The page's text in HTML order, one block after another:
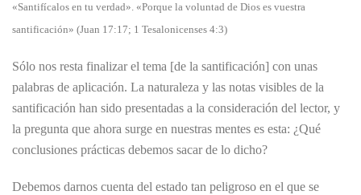
«Santifícalos en tu verdad». «Porque la voluntad de Dios es vuestra
santificación» (Juan 17:17; 1 Tesalonicenses 4:3)
Sólo nos resta finalizar el tema [de la santificación] con unas
palabras de aplicación. La naturaleza y las notas visibles de la
santificación han sido presentadas a la consideración del lector, y
la pregunta que ahora surge en nuestras mentes es esta: ¿Qué
conclusiones prácticas debemos sacar de lo dicho?
Debemos darnos cuenta del estado tan peligroso en el que se